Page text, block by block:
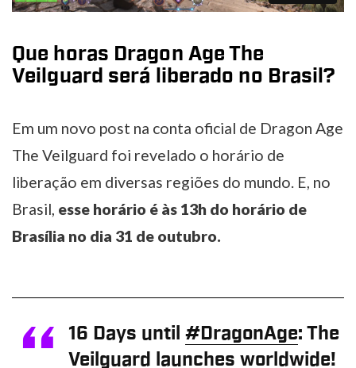
Que horas Dragon Age The
Veilguard será liberado no Brasil?
Em um novo post na conta oficial de Dragon Age
The Veilguard foi revelado o horário de
liberação em diversas regiões do mundo. E, no
Brasil, esse horário é às 13h do horário de
Brasília no dia 31 de outubro.
16 Days until#DragonAge: The
Veilguard launches worldwide!